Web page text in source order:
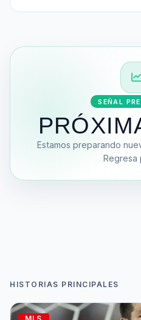
SEÑAL
Estamos preparando
Regresa
HISTORIAS PRINCIPALES